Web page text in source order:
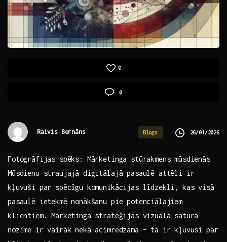
0
0
Raivis Bernāns Blogs 26/01/2026
Fotogrāfijas spēks: Mārketinga stūrakmens mūsdienās
Mūsdienu straujajā digitālajā pasaulē attēli ir
kļuvuši par spēcīgu komunikācijas līdzekli, kas visā
pasaulē ietekmē nonākšanu pie potenciālajiem
klientiem. Mārketinga stratēģijās vizuālā satura
nozīme ir vairāk ‌nekā acīmredzama – tā ir kļuvusi⁤ par